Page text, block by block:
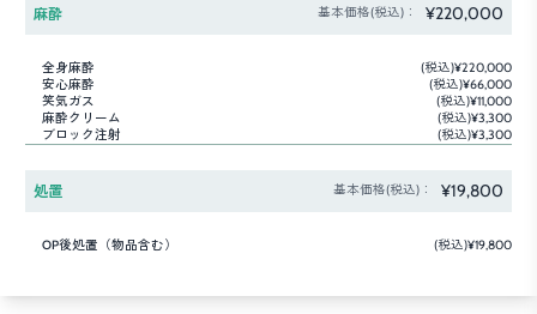
麻酔 基本価格(税込)： ¥220,000
全身麻酔
(税込)¥220,000
安心麻酔
(税込)¥66,000
笑気ガス
(税込)¥11,000
麻酔クリーム
(税込)¥3,300
ブロック注射
(税込)¥3,300
処置 基本価格(税込)： ¥19,800
OP後処置（物品含む） (税込)¥19,800